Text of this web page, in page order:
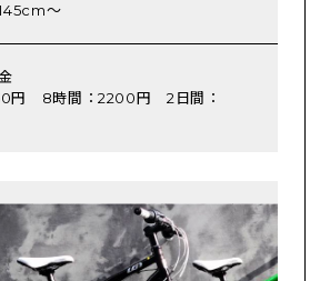
～
円 8時間：2200円 2日間：